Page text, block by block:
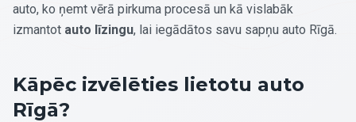
auto, ko ņemt vērā pirkuma procesā un kā vislabāk
izmantot auto līzingu, lai iegādātos savu sapņu auto Rīgā.
Kāpēc izvēlēties lietotu auto
Rīgā?